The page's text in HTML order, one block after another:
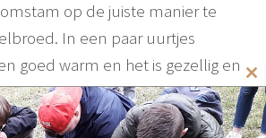
op de juiste manier te
In een paar uurtjes
goed warm en het is gezellig en
gratis, maar je wordt wel
te werken! Na afloop krijg je een